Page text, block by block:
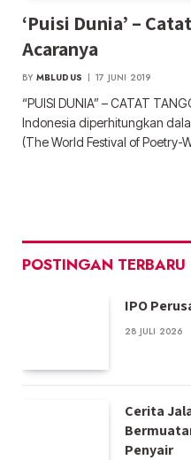
‘Puisi Dunia’ –
Acaranya
BY MBLUDUS 17 JUNI 2019
“PUISI DUNIA” – CATAT
Indonesia diperhitungkan
(The World Festival of Poetry-
POSTINGAN TERBARU
IPO
28 JULI 2026
Cerita
Penyair